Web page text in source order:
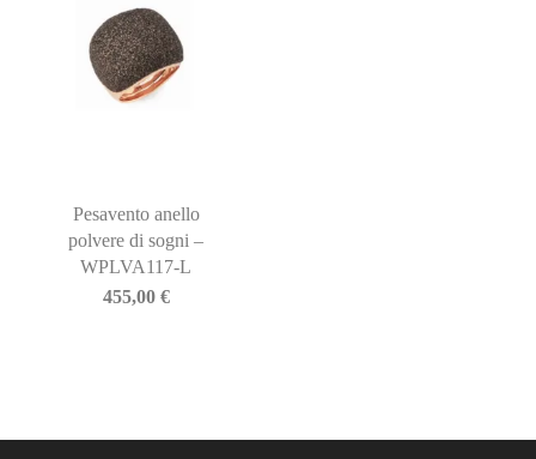
Pesavento anello
polvere di sogni –
WPLVA117-L
455,00 €